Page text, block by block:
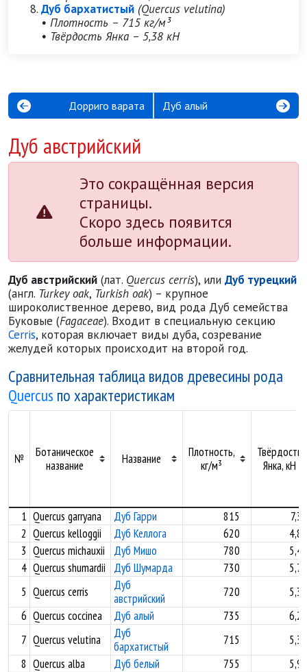
Дорриго варата Дуб алый
Дуб австрийский
Это сокращённая версия
страницы.
Скоро здесь появится
больше информации.
Дуб австрийский (лат. Quercus cerris), или Дуб турецкий
(англ. Turkey oak, Turkish oak) – крупное
широколиственное дерево, вид рода Дуб семейства
Буковые (Fagaceae). Входит в специальную секцию
Cerris, которая включает виды дуба, созревание
желудей которых происходит на второй год.
Сравнительная таблица видов древесины рода
Quercus по характеристикам
№
Ботаническое
название
Название
Плотность,
кг/м³
Твёрдость
Янка, кН
1 Quercus garryana Дуб Гарри 815
7,31
2 Quercus kelloggii Дуб Келлога 620
4,84
3 Quercus michauxii Дуб Мишо 780
5,46
4 Quercus shumardii Дуб Шумарда 730
5,75
5 Quercus cerris
Дуб
австрийский
720
5,34
6 Quercus coccinea Дуб алый 735
6,23
7 Quercus velutina
Дуб
бархатистый
715
5,38
8 Quercus alba Дуб белый 755
5,99
Дуб бархатистый (Quercus velutina)
• Плотность – 715 кг/м³
• Твёрдость Янка – 5,38 кН